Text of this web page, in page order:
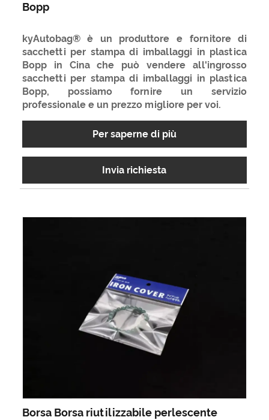
Bopp
kyAutobag® è un produttore e fornitore di
sacchetti per stampa di imballaggi in plastica
Bopp in Cina che può vendere all'ingrosso
sacchetti per stampa di imballaggi in plastica
Bopp, possiamo fornire un servizio
professionale e un prezzo migliore per voi.
Per saperne di più
Invia richiesta
Borsa Borsa riutilizzabile perlescente